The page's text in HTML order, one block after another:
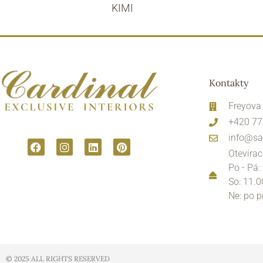
KIMI
Kontakty
+420
Po -
So:
Ne: po
© 2025 ALL RIGHTS RESERVED​